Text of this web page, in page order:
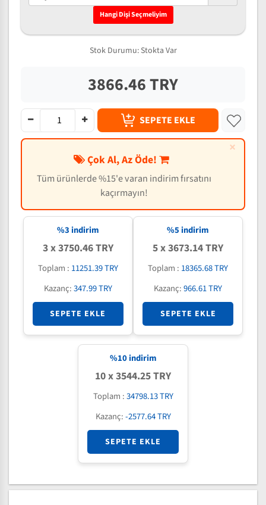
Hangi Dişi Seçmeliyim
Stok Durumu: Stokta Var
3866.46 TRY
SEPETE EKLE
×
Çok Al, Az Öde!
Tüm ürünlerde %15'e varan indirim fırsatını
kaçırmayın!
%3 indirim
3 x 3750.46 TRY
Toplam : 11251.39 TRY
Kazanç:347.99 TRY
SEPETE EKLE
%5 indirim
5 x 3673.14 TRY
Toplam : 18365.68 TRY
Kazanç:966.61 TRY
SEPETE EKLE
%10indirim
10 x 3544.25 TRY
Toplam :34798.13 TRY
Kazanç:-2577.64 TRY
SEPETE EKLE